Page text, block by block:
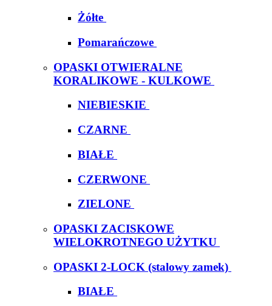
Żółte
Pomarańczowe
OPASKI OTWIERALNE
KORALIKOWE - KULKOWE
NIEBIESKIE
CZARNE
BIAŁE
CZERWONE
ZIELONE
OPASKI ZACISKOWE
WIELOKROTNEGO UŻYTKU
OPASKI 2-LOCK (stalowy zamek)
BIAŁE